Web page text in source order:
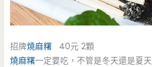
招牌燒麻糬 40元 2顆
燒麻糬一定要吃，不管是冬天還是夏天